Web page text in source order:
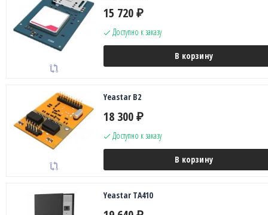
15 720 ₽
Доступно к заказу
В корзину
Yeastar B2
18 300 ₽
Доступно к заказу
В корзину
Yeastar TA410